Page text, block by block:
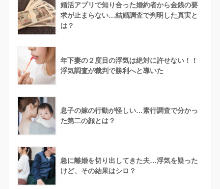
婚活アプリで知り合った婚約者から金銭の要
求が止まらない…結婚調査で判明した真実と
は？
年下妻の２度目の浮気は絶対に許せない！！
浮気調査が裁判で勝利へと導いた
息子の嫁の行動が怪しい…素行調査で分かっ
た第二の顔とは？
急に離婚を切り出してきた夫…浮気を疑った
けど、その結果はシロ？